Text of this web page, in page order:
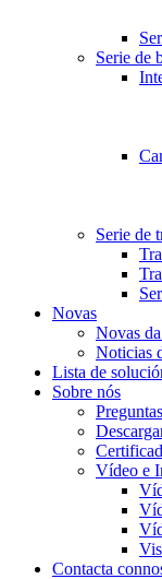
Serie de
Serie de
Novas
Novas
Noticias
Lista de
Sobre nós
Vídeo e
Contacta